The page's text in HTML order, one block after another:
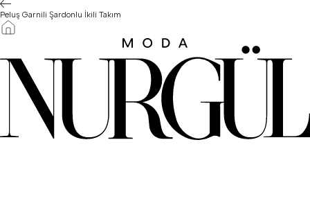
Peluş Garnili Şardonlu İkili Takım